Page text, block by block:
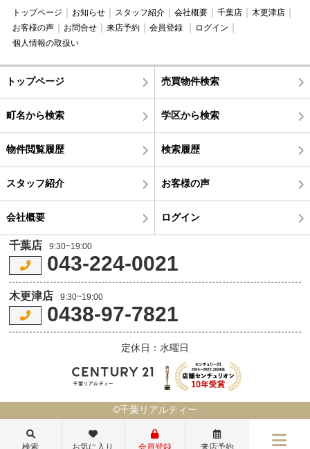
トップページ お知らせ スタッフ紹介 会社概要 千葉店
木更津店
お客様の声
お問合せ 来店予約 会員登録
ログイン
個人情報の取扱い
トップページ 売買物件検索
町名から検索 学区から検索
物件閲覧履歴 検索履歴
スタッフ紹介 お客様の声
会社概要 ログイン
千葉店 9:30~19:00
043-224-0021
木更津店 9:30~19:00
0438-97-7821
定休日：水曜日
©千葉リアルティー
検索 お気に入り 会員登録 来店予約